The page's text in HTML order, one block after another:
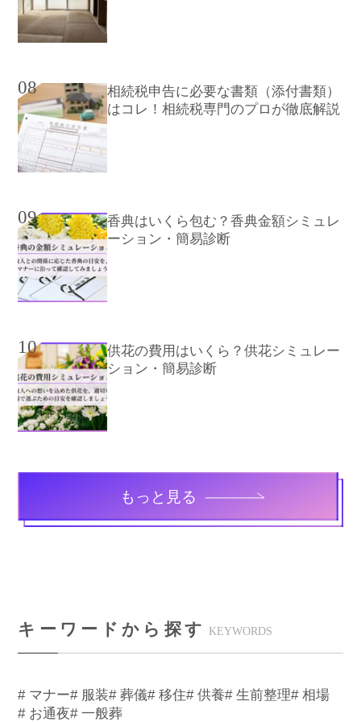
08
相続税申告に必要な書類（添付書類）
はコレ！相続税専門のプロが徹底解説
09
香典はいくら包む？香典金額シミュレ
ーション・簡易診断
10
供花の費用はいくら？供花シミュレー
ション・簡易診断
もっと見る
キーワードから探す KEYWORDS
# マナー# 服装# 葬儀# 移住# 供養# 生前整理# 相場
# お通夜# 一般葬